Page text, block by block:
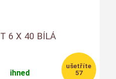
6 X 40 BÍLÁ
ihned 57